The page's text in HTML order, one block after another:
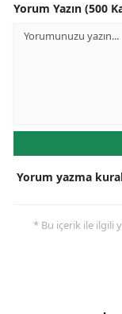
Yorum Yazın (500
Yorum yazma
* Bu içerik ile ilgili